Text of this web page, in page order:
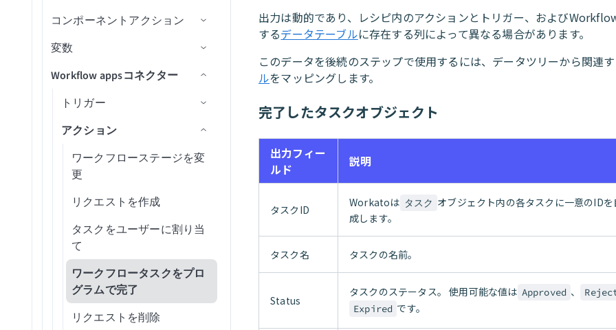
Mailchimp Campaign
Management
Mailchimp Marketingレポート
Marketo Leads and Activity Ops
Marketo Program Ops
Microsoft PowerPoint
Microsoft Teams Conversations
Microsoft Word
Namely End User
Namely Workforce Intelligence
Notion Databases
APIトラフィックミラーリング
動的クライアント登録
グ
データエンリッチメント
Ellucian Bannerを設定
Google BigQueryを設定
Google Cloud Storageを設定
Google Driveを設定
Greenhouseを設定
HiBobを設定
Jiraを設定
Marketoを設定
NetSuite2を設定
Oracleを設定
を設定
強制
SAMLユーザーグループ同期
を設定
バー
ージに割り当て
タブを追加
リクエストおよび承認機能
を有効化
リクエストテーブル設定を
構成
ページを作成
ページをカスタマイズ
ページをプレビュー
ページでデータピルを使用
URLパラメータでフォームに
事前入力
公開送信フォーム
コンポーネントデザインプロ
レシピデータソースを使用す
るドロップダウン
るテーブル
コンポーネントアクション
レシピを実行
ページ読み込み
ボタンクリック
ドロップダウン値の変更
テーブル行の選択
コンポーネントをリセット/再
タスクを完了
データをテーブルに保存
変数
変数を作成
レシピ出力を変数に入力
変数を削除
Workflow appsコネクター
トリガー
新しいコンポーネントイベ
新規コンポーネントイベン
ント（テーブルウィジェッ
ト）
新規リクエスト
新規/更新済みリクエスト
アクション
ワークフローステージを変
更
リクエストを作成
タスクをユーザーに割り当
て
ワークフロータスクをプロ
グラムで完了
リクエストを削除
出力は動的であり、レシピ内のアクションとトリガー、および
するデータテーブルに存在する列によって異なる場合があります。
このデータを後続のステップで使用するには、データツリーから関連
ルをマッピングします。
完了したタスクオブジェクト
出力フィー
ルド
説明
タスクID
Workatoは タスク オブジェクト内の各タスクに一意のID
成します。
タスク名 タスクの名前。
Status
タスクのステータス。 使用可能な値は Approved 、
Expired です。